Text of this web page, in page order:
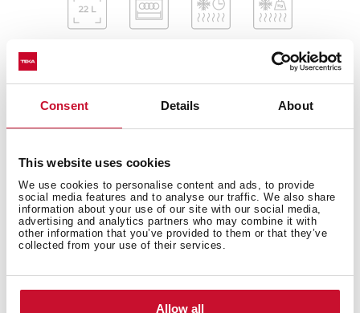
Consent Details About
This website uses cookies
We use cookies to personalise content and ads, to provide
social media features and to analyse our traffic. We also share
information about your use of our site with our social media,
advertising and analytics partners who may combine it with
other information that you’ve provided to them or that they’ve
collected from your use of their services.
Allow all
Внутрішні розміри
Загальні розміри